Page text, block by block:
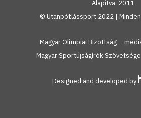
Alapítva: 2011
© Utanpótlássport 2022 |
Magyar Olimpiai Bizottság –
Magyar Sportújságírók
Designed and developed by